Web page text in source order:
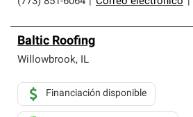
Baltic Roofing
Willowbrook, IL
Financiación disponible